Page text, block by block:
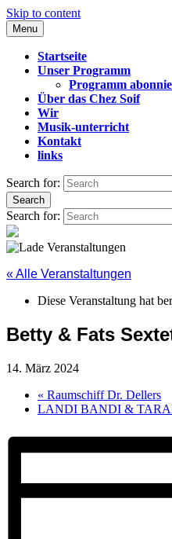
Skip to content
CHEZ SOIF
Menu
Startseite
Unser Programm
Programm
Über das Chez Soif
Wir
Musik-unterricht
Kontakt
links
Search for:
Search
Search for:
« Alle Veranstaltungen
Diese Veranstaltung hat
Betty & Fats
14. März 2024
« Raumschiff Dr. Dellers
LANDI BANDI &